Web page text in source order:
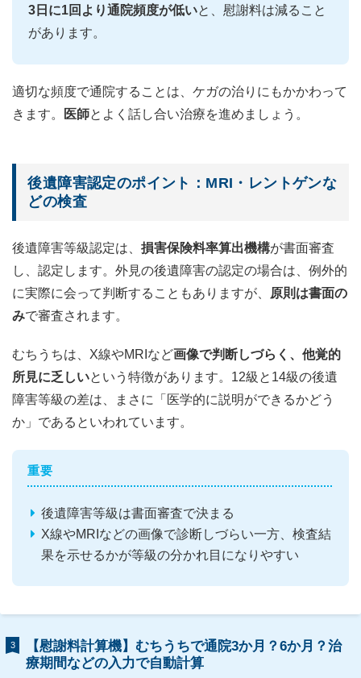
3日に1回より通院頻度が低いと、慰謝料は減ること
があります。
適切な頻度で通院することは、ケガの治りにもかかわって
きます。
医師とよく話し合い治療を進めましょう。
後遺障害認定のポイント：MRI・レントゲンな
どの検査
後遺障害等級認定は、 損害保険料率算出機構が書面審査
し、認定します。外見の後遺障害の認定の場合は、例外的
に実際に会って判断することもありますが、
原則は書面の
みで審査されます。
むちうちは、X線やMRIなど画像で判断しづらく、他覚的
所見に乏しいという特徴があります。12級と14級の後遺
障害等級の差は、まさに「医学的に説明ができるかどう
か」であるといわれています。
重要
後遺障害等級は書面審査で決まる
X線やMRIなどの画像で診断しづらい一方、検査結
果を示せるかが等級の分かれ目になりやすい
3
【慰謝料計算機】むちうちで通院3か月？6か月？治
療期間などの入力で自動計算